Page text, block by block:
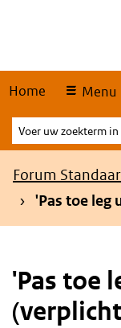
Home Menu
Voer
uw
zoekterm
Kruimelpad
Forum
'Pas toe leg
'Pas toe